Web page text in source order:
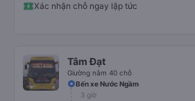
Xác nhận chỗ ngay lập tức
Tâm Đạt
Giường nằm 40 chỗ
Bến xe Nước Ngầm
3 giờ